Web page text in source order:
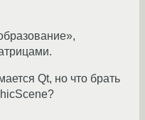
Qt, но что брать